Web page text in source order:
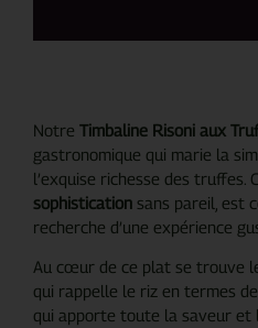
Notre Timbaline Risoni aux
gastronomique qui marie la
l’exquise richesse des truffes.
sophistication sans pareil, est
recherche d’une expérience
Au cœur de ce plat se trouve
qui rappelle le riz en termes
qui apporte toute la saveur et